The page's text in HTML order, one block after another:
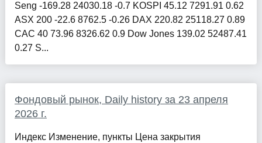
Seng -169.28 24030.18 -0.7 KOSPI 45.12 7291.91 0.62
ASX 200 -22.6 8762.5 -0.26 DAX 220.82 25118.27 0.89
CAC 40 73.96 8326.62 0.9 Dow Jones 139.02 52487.41
0.27 S...
Фондовый рынок, Daily history за 23 апреля
2026 г.
Индекс Изменение, пункты Цена закрытия